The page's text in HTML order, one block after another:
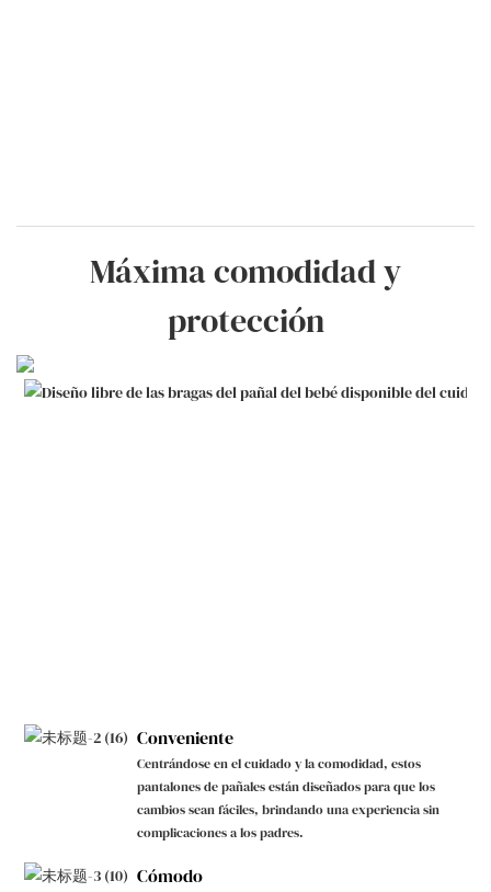
Máxima comodidad y
protección
Conveniente
Centrándose en el cuidado y la comodidad, estos
pantalones de pañales están diseñados para que los
cambios sean fáciles, brindando una experiencia sin
complicaciones a los padres.
Cómodo